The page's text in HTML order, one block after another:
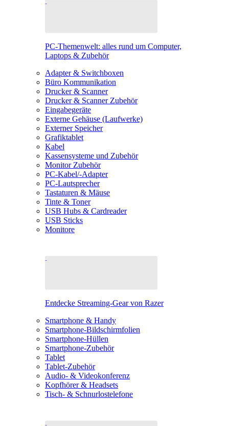
PC-Themenwelt: alles rund um Computer,
Laptops & Zubehör
Adapter & Switchboxen
Büro Kommunikation
Drucker & Scanner
Drucker & Scanner Zubehör
Eingabegeräte
Externe Gehäuse (Laufwerke)
Externer Speicher
Grafiktablet
Kabel
Kassensysteme und Zubehör
Monitor Zubehör
PC-Kabel/-Adapter
PC-Lautsprecher
Tastaturen & Mäuse
Tinte & Toner
USB Hubs & Cardreader
USB Sticks
Monitore
Entdecke Streaming-Gear von Razer
Smartphone & Handy
Smartphone-Bildschirmfolien
Smartphone-Hüllen
Smartphone-Zubehör
Tablet
Tablet-Zubehör
Audio- & Videokonferenz
Kopfhörer & Headsets
Tisch- & Schnurlostelefone